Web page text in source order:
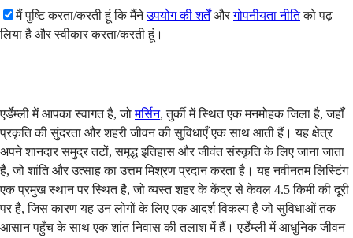
मैं पुष्टि करता/करती हूं कि मैंनेउपयोग की शर्तेंऔरगोपनीयता नीतिको पढ़
लिया है और स्वीकार करता/करती हूं।
एर्डेम्ली में आपका स्वागत है, जोमर्सिन, तुर्की में स्थित एक मनमोहक जिला है, जहाँ
प्रकृति की सुंदरता और शहरी जीवन की सुविधाएँ एक साथ आती हैं। यह क्षेत्र
अपने शानदार समुद्र तटों, समृद्ध इतिहास और जीवंत संस्कृति के लिए जाना जाता
है, जो शांति और उत्साह का उत्तम मिश्रण प्रदान करता है। यह नवीनतम लिस्टिंग
एक प्रमुख स्थान पर स्थित है, जो व्यस्त शहर के केंद्र से केवल 4.5 किमी की दूरी
पर है, जिस कारण यह उन लोगों के लिए एक आदर्श विकल्प है जो सुविधाओं तक
आसान पहुँच के साथ एक शांत निवास की तलाश में हैं। एर्डेम्ली में आधुनिक जीवन